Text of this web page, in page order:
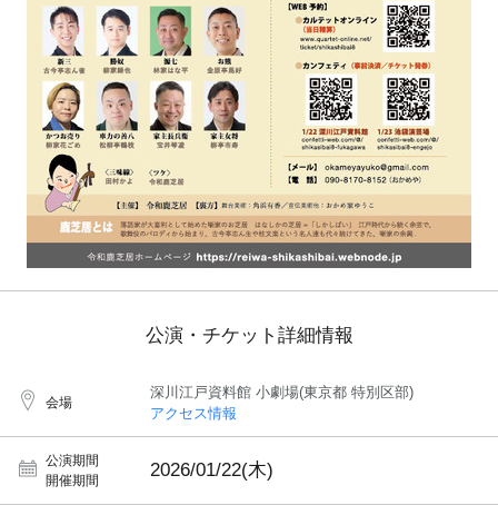
公演・チケット詳細情報
会場
深川江戸資料館 小劇場(東京都 特別区部)
アクセス情報
公演期間
開催期間
2026/01/22(木)